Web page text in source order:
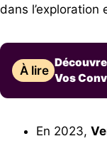
dans
À lire
Vos
En 2023,